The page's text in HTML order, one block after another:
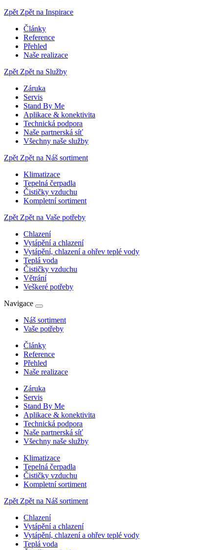
Zpět Zpět na Inspirace
Články
Reference
Přehled
Naše realizace
Zpět Zpět na Služby
Záruka
Servis
Stand By Me
Aplikace & konektivita
Technická podpora
Naše partnerská síť
Všechny naše služby
Zpět Zpět na Náš sortiment
Klimatizace
Tepelná čerpadla
Čističky vzduchu
Kompletní sortiment
Zpět Zpět na Vaše potřeby
Chlazení
Vytápění a chlazení
Vytápění, chlazení a ohřev teplé vody
Teplá voda
Čističky vzduchu
Větrání
Veškeré potřeby
Navigace
Náš sortiment
Vaše potřeby
Články
Reference
Přehled
Naše realizace
Záruka
Servis
Stand By Me
Aplikace & konektivita
Technická podpora
Naše partnerská síť
Všechny naše služby
Klimatizace
Tepelná čerpadla
Čističky vzduchu
Kompletní sortiment
Zpět Zpět na Náš sortiment
Chlazení
Vytápění a chlazení
Vytápění, chlazení a ohřev teplé vody
Teplá voda